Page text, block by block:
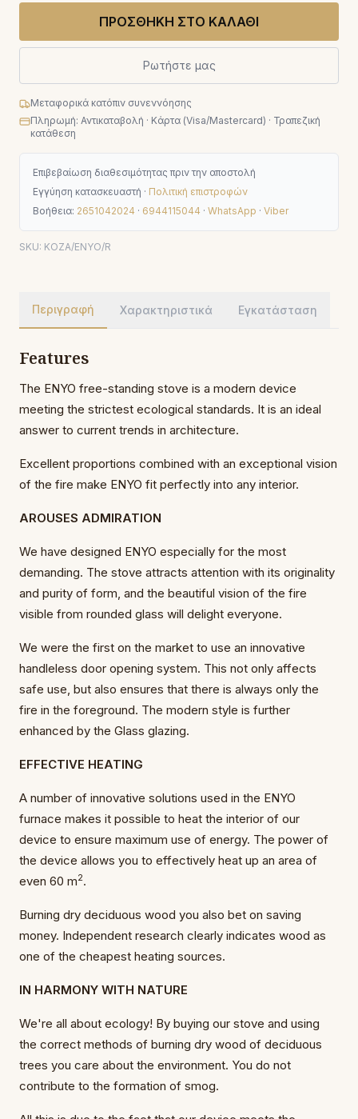
ΠΡΟΣΘΗΚΗ ΣΤΟ ΚΑΛΑΘΙ
Ρωτήστε μας
Μεταφορικά κατόπιν συνεννόησης
Πληρωμή: Αντικαταβολή · Κάρτα (Visa/Mastercard) · Τραπεζική
κατάθεση
Επιβεβαίωση διαθεσιμότητας πριν την αποστολή
Εγγύηση κατασκευαστή · Πολιτική επιστροφών
Βοήθεια: 2651042024 · 6944115044 · WhatsApp · Viber
SKU: KOZA/ENYO/R
Περιγραφή Χαρακτηριστικά Εγκατάσταση
Features
The ENYO free-standing stove is a modern device
meeting the strictest ecological standards. It is an ideal
answer to current trends in architecture.
Excellent proportions combined with an exceptional vision
of the fire make ENYO fit perfectly into any interior.
AROUSES ADMIRATION
We have designed ENYO especially for the most
demanding. The stove attracts attention with its originality
and purity of form, and the beautiful vision of the fire
visible from rounded glass will delight everyone.
We were the first on the market to use an innovative
handleless door opening system. This not only affects
safe use, but also ensures that there is always only the
fire in the foreground. The modern style is further
enhanced by the Glass glazing.
EFFECTIVE HEATING
A number of innovative solutions used in the ENYO
furnace makes it possible to heat the interior of our
device to ensure maximum use of energy. The power of
the device allows you to effectively heat up an area of
even 60 m2.
Burning dry deciduous wood you also bet on saving
money. Independent research clearly indicates wood as
one of the cheapest heating sources.
IN HARMONY WITH NATURE
We're all about ecology! By buying our stove and using
the correct methods of burning dry wood of deciduous
trees you care about the environment. You do not
contribute to the formation of smog.